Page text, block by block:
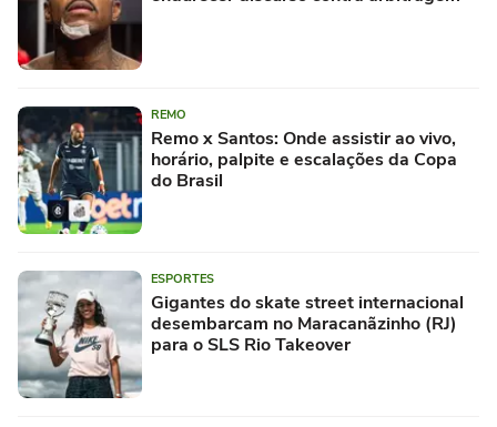
REMO
Remo x Santos: Onde assistir ao vivo,
horário, palpite e escalações da Copa
do Brasil
ESPORTES
Gigantes do skate street internacional
desembarcam no Maracanãzinho (RJ)
para o SLS Rio Takeover